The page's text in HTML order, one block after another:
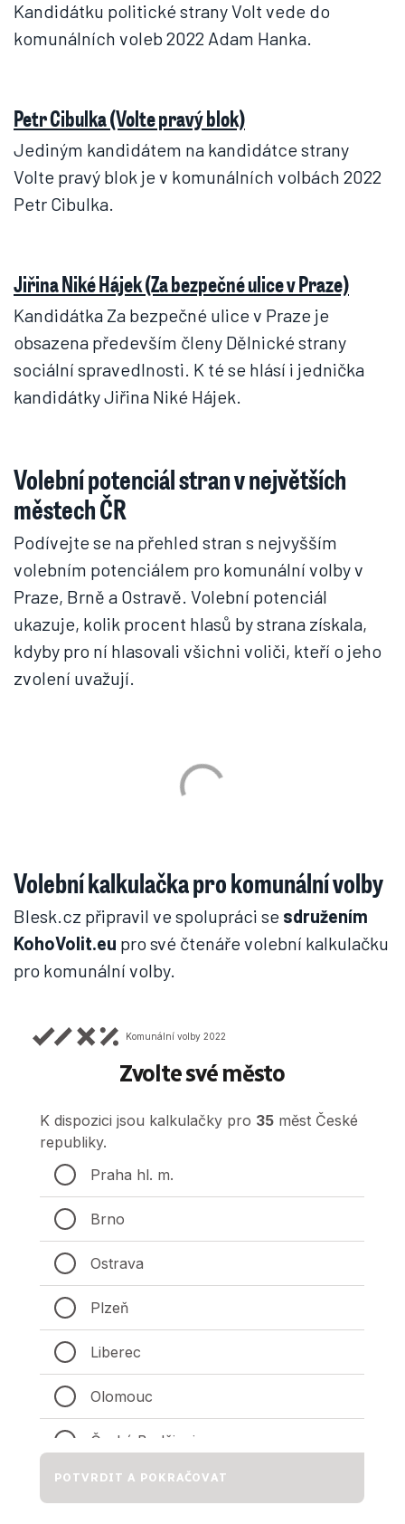
Kandidátku politické strany Volt vede do
komunálních voleb 2022 Adam Hanka.
Petr Cibulka (Volte pravý blok)
Jediným kandidátem na kandidátce strany
Volte pravý blok je v komunálních volbách 2022
Petr Cibulka.
Jiřina Niké Hájek (Za bezpečné ulice v Praze)
Kandidátka Za bezpečné ulice v Praze je
obsazena především členy Dělnické strany
sociální spravedlnosti. K té se hlásí i jednička
kandidátky Jiřina Niké Hájek.
Volební potenciál stran v největších
městech ČR
Podívejte se na přehled stran s nejvyšším
volebním potenciálem pro komunální volby v
Praze, Brně a Ostravě. Volební potenciál
ukazuje, kolik procent hlasů by strana získala,
kdyby pro ní hlasovali všichni voliči, kteří o jeho
zvolení uvažují.
Volební kalkulačka pro komunální volby
Blesk.cz připravil ve spolupráci se sdružením
KohoVolit.eu pro své čtenáře volební kalkulačku
pro komunální volby.